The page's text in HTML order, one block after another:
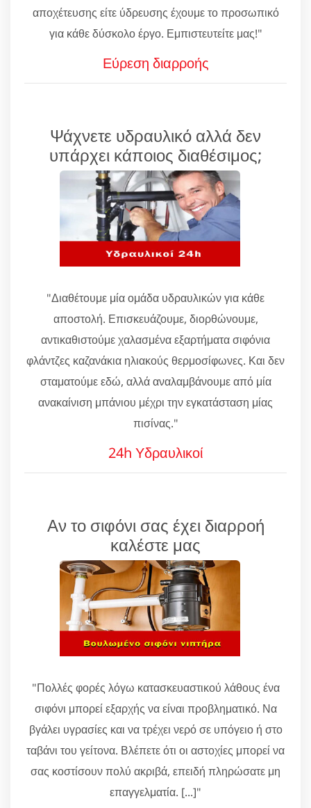
αποχέτευσης είτε ύδρευσης έχουμε το προσωπικό
για κάθε δύσκολο έργο. Εμπιστευτείτε μας!"
Εύρεση διαρροής
Ψάχνετε υδραυλικό αλλά δεν
υπάρχει κάποιος διαθέσιμος;
"Διαθέτουμε μία ομάδα υδραυλικών για κάθε
αποστολή. Επισκευάζουμε, διορθώνουμε,
αντικαθιστούμε χαλασμένα εξαρτήματα σιφόνια
φλάντζες καζανάκια ηλιακούς θερμοσίφωνες. Και δεν
σταματούμε εδώ, αλλά αναλαμβάνουμε από μία
ανακαίνιση μπάνιου μέχρι την εγκατάσταση μίας
πισίνας."
24h Υδραυλικοί
Αν το σιφόνι σας έχει διαρροή
καλέστε μας
"Πολλές φορές λόγω κατασκευαστικού λάθους ένα
σιφόνι μπορεί εξαρχής να είναι προβληματικό. Να
βγάλει υγρασίες και να τρέχει νερό σε υπόγειο ή στο
ταβάνι του γείτονα. Βλέπετε ότι οι αστοχίες μπορεί να
σας κοστίσουν πολύ ακριβά, επειδή πληρώσατε μη
επαγγελματία. [...]"